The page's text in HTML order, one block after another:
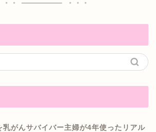
乳がんサバイバー主婦が4年使ったリアル